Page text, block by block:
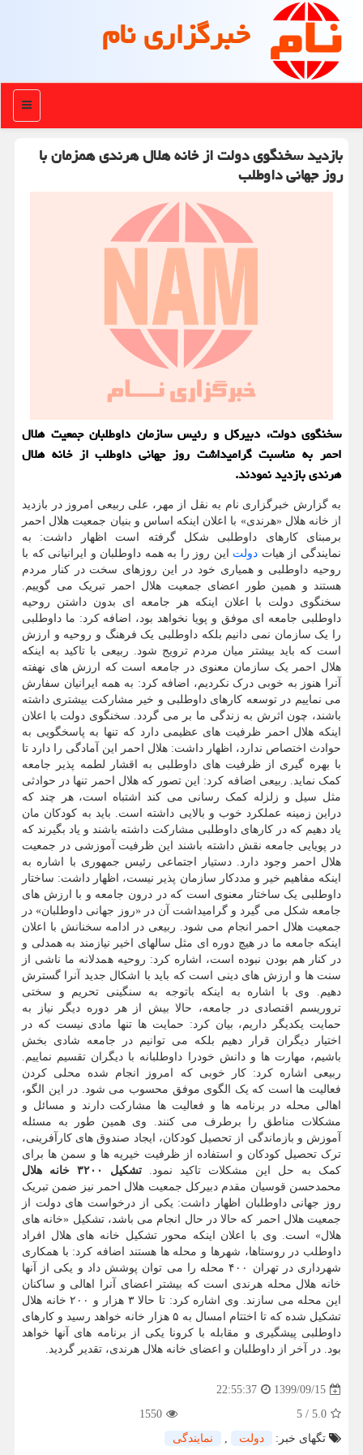
خبرگزاری نام
منو
بازدید سخنگوی دولت از خانه هلال هرندی همزمان با
روز جهانی داوطلب
سخنگوی دولت، دبیرکل و رئیس سازمان داوطلبان جمعیت هلال
احمر به مناسبت گرامیداشت روز جهانی داوطلب از خانه هلال
هرندی بازدید نمودند.
به گزارش خبرگزاری نام به نقل از مهر، علی ربیعی امروز در بازدید
از خانه هلال «هرندی» با اعلان اینکه اساس و بنیان جمعیت هلال احمر
برمبنای کارهای داوطلبی شکل گرفته است اظهار داشت: به
نمایندگی از هیات دولت این روز را به همه داوطلبان و ایرانیانی که با
روحیه داوطلبی و همیاری خود در این روزهای سخت در کنار مردم
هستند و همین طور اعضای جمعیت هلال احمر تبریک می گوییم.
سخنگوی دولت با اعلان اینکه هر جامعه ای بدون داشتن روحیه
داوطلبی جامعه ای موفق و پویا نخواهد بود، اضافه کرد: ما داوطلبی
را یک سازمان نمی دانیم بلکه داوطلبی یک فرهنگ و روحیه و ارزش
است که باید بیشتر میان مردم ترویج شود. ربیعی با تاکید به اینکه
هلال احمر یک سازمان معنوی در جامعه است که ارزش های نهفته
آنرا هنوز به خوبی درک نکردیم، اضافه کرد: به همه ایرانیان سفارش
می نماییم در توسعه کارهای داوطلبی و خیر مشارکت بیشتری داشته
باشند، چون اثرش به زندگی ما بر می گردد. سخنگوی دولت با اعلان
اینکه هلال احمر ظرفیت های عظیمی دارد که تنها به پاسخگویی به
حوادث اختصاص ندارد، اظهار داشت: هلال احمر این آمادگی را دارد تا
با بهره گیری از ظرفیت های داوطلبی به اقشار لطمه پذیر جامعه
کمک نماید. ربیعی اضافه کرد: این تصور که هلال احمر تنها در حوادثی
مثل سیل و زلزله کمک رسانی می کند اشتباه است، هر چند که
دراین زمینه عملکرد خوب و بالایی داشته است. باید به کودکان مان
یاد دهیم که در کارهای داوطلبی مشارکت داشته باشند و یاد بگیرند که
در پویایی جامعه نقش داشته باشند این ظرفیت آموزشی در جمعیت
هلال احمر وجود دارد. دستیار اجتماعی رئیس جمهوری با اشاره به
اینکه مفاهیم خیر و مددکار سازمان پذیر نیست، اظهار داشت: ساختار
داوطلبی یک ساختار معنوی است که در درون جامعه و با ارزش های
جامعه شکل می گیرد و گرامیداشت آن در «روز جهانی داوطلبان» در
جمعیت هلال احمر انجام می شود. ربیعی در ادامه سخنانش با اعلان
اینکه جامعه ما در هیچ دوره ای مثل سالهای اخیر نیازمند به همدلی و
در کنار هم بودن نبوده است، اشاره کرد: روحیه همدلانه ما ناشی از
سنت ها و ارزش های دینی است که باید با اشکال جدید آنرا گسترش
دهیم. وی با اشاره به اینکه باتوجه به سنگینی تحریم و سختی
تروریسم اقتصادی در جامعه، حالا بیش از هر دوره دیگر نیاز به
حمایت یکدیگر داریم، بیان کرد: حمایت ها تنها مادی نیست که در
اختیار دیگران قرار دهیم بلکه می توانیم در جامعه شادی بخش
باشیم، مهارت ها و دانش خودرا داوطلبانه با دیگران تقسیم نماییم.
ربیعی اشاره کرد: کار خوبی که امروز انجام شده محلی کردن
فعالیت ها است که یک الگوی موفق محسوب می شود. در این الگو،
اهالی محله در برنامه ها و فعالیت ها مشارکت دارند و مسائل و
مشکلات مناطق را برطرف می کنند. وی همین طور به مسئله
آموزش و بازماندگی از تحصیل کودکان، ایجاد صندوق های کارآفرینی،
ترک تحصیل کودکان و استفاده از ظرفیت خیریه ها و سمن ها برای
کمک به حل این مشکلات تاکید نمود. تشکیل ۳۲۰۰ خانه هلال
محمدحسن قوسیان مقدم دبیرکل جمعیت هلال احمر نیز ضمن تبریک
روز جهانی داوطلبان اظهار داشت: یکی از درخواست های دولت از
جمعیت هلال احمر که حالا در حال انجام می باشد، تشکیل «خانه های
هلال» است. وی با اعلان اینکه محور تشکیل خانه های هلال افراد
داوطلب در روستاها، شهرها و محله ها هستند اضافه کرد: با همکاری
شهرداری در تهران ۴۰۰ محله را می توان پوشش داد و یکی از آنها
خانه هلال محله هرندی است که بیشتر اعضای آنرا اهالی و ساکنان
این محله می سازند. وی اشاره کرد: تا حالا ۳ هزار و ۲۰۰ خانه هلال
تشکیل شده که تا اختتام امسال به ۵ هزار خانه خواهد رسید و کارهای
داوطلبی پیشگیری و مقابله با کرونا یکی از برنامه های آنها خواهد
بود. در آخر از داوطلبان و اعضای خانه هلال هرندی، تقدیر گردید.
1399/09/15
22:55:37
5.0
/
5
1550
تگهای خبر:
دولت , نمایندگی